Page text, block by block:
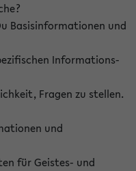
Basisinformationen und
Informations-
Fragen zu stellen.
und
für Geistes- und